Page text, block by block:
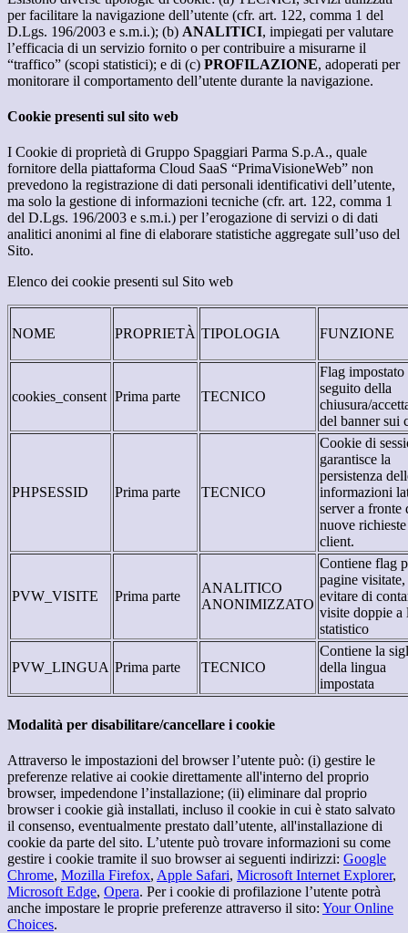
per facilitare la navigazione dell’utente (cfr. art. 122, comma 1 del
D.Lgs. 196/2003 e s.m.i.); (b) ANALITICI, impiegati per valutare
l’efficacia di un servizio fornito o per contribuire a misurarne il
“traffico” (scopi statistici); e di (c) PROFILAZIONE, adoperati per
monitorare il comportamento dell’utente durante la navigazione.
Cookie presenti sul sito web
I Cookie di proprietà di Gruppo Spaggiari Parma S.p.A., quale
fornitore della piattaforma Cloud SaaS “PrimaVisioneWeb” non
prevedono la registrazione di dati personali identificativi dell’utente,
ma solo la gestione di informazioni tecniche (cfr. art. 122, comma 1
del D.Lgs. 196/2003 e s.m.i.) per l’erogazione di servizi o di dati
analitici anonimi al fine di elaborare statistiche aggregate sull’uso del
Sito.
Elenco dei cookie presenti sul Sito web
NOME PROPRIETÀ TIPOLOGIA FUNZIONE
cookies_consent Prima parte TECNICO
Flag impostato
seguito della
chiusura/
del banner sui
PHPSESSID Prima parte TECNICO
Cookie di
garantisce la
persistenza
informazioni
server a fronte
nuove
client.
PVW_VISITE Prima parte
ANALITICO
ANONIMIZZATO
Contiene flag
pagine visitate,
evitare di
visite doppie a
statistico
PVW_LINGUA Prima parte TECNICO
Contiene la
della lingua
impostata
Modalità per disabilitare/cancellare i cookie
Attraverso le impostazioni del browser l’utente può: (i) gestire le
preferenze relative ai cookie direttamente all'interno del proprio
browser, impedendone l’installazione; (ii) eliminare dal proprio
browser i cookie già installati, incluso il cookie in cui è stato salvato
il consenso, eventualmente prestato dall’utente, all'installazione di
cookie da parte del sito. L’utente può trovare informazioni su come
gestire i cookie tramite il suo browser ai seguenti indirizzi: Google
Chrome, Mozilla Firefox, Apple Safari, Microsoft Internet Explorer,
Microsoft Edge, Opera. Per i cookie di profilazione l’utente potrà
anche impostare le proprie preferenze attraverso il sito: Your Online
Choices.